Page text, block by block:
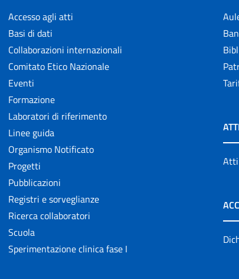
Accesso agli atti
Basi di dati
Collaborazioni internazionali
Comitato Etico Nazionale
Eventi
Formazione
Laboratori di riferimento
Linee guida
Organismo Notificato
Progetti
Pubblicazioni
Registri e sorveglianze
Ricerca collaboratori
Scuola
Sperimentazione clinica fase I
Atti